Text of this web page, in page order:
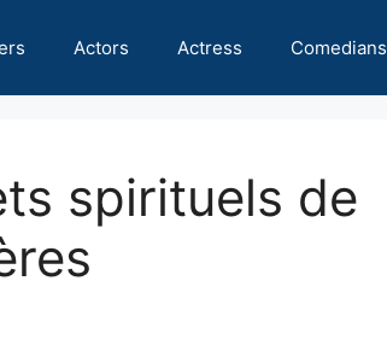
Actors Actress Comedians
spirituels de